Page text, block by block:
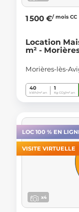
1 500 €/ mois CC
Location
m² -
Morières-lès-
40
kWh/m².an
1
Kg CO2/m².an
LOC 100 % EN
VISITE VIRTUELLE
x4